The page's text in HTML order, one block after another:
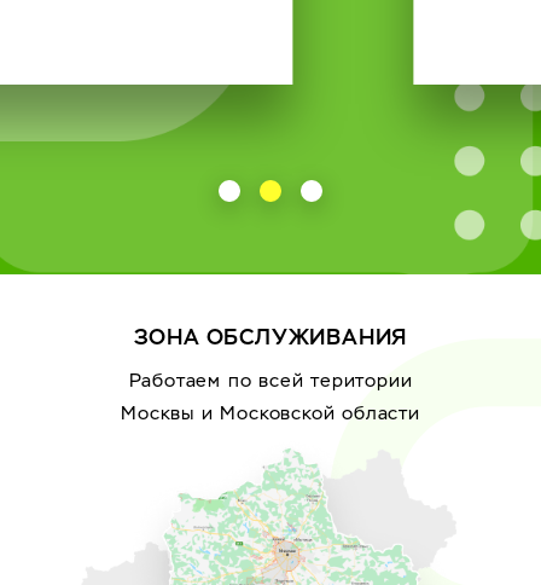
ЗОНА ОБСЛУЖИВАНИЯ
Работаем по всей територии
Москвы и Московской области